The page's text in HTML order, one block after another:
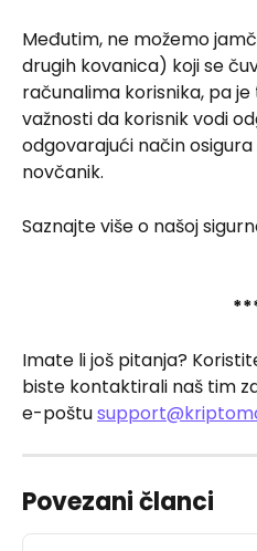
Međutim, ne možemo
drugih kovanica) koji se
računalima korisnika, pa
važnosti da korisnik vodi
odgovarajući način
novčanik.
Saznajte više o našoj
Imate li još pitanja?
biste kontaktirali naš tim
e-poštu
Povezani članci